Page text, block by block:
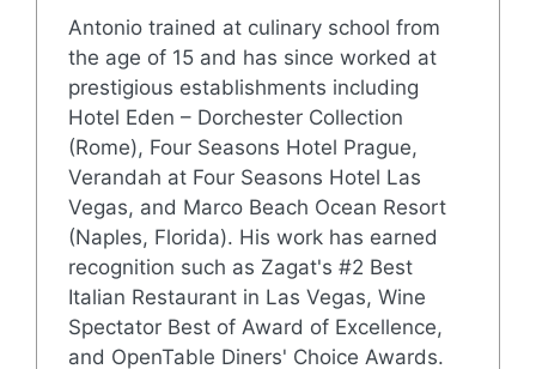
Antonio trained at culinary school from
the age of 15 and has since worked at
prestigious establishments including
Hotel Eden – Dorchester Collection
(Rome), Four Seasons Hotel Prague,
Verandah at Four Seasons Hotel Las
Vegas, and Marco Beach Ocean Resort
(Naples, Florida). His work has earned
recognition such as Zagat's #2 Best
Italian Restaurant in Las Vegas, Wine
Spectator Best of Award of Excellence,
and OpenTable Diners' Choice Awards.